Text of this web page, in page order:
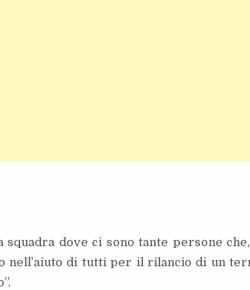
squadra dove ci sono tante persone
nell’aiuto di tutti per il rilancio di un